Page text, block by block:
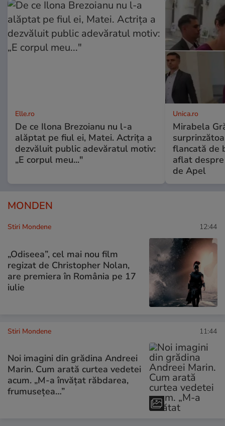
Elle.ro
De ce Ilona Brezoianu nu l-a
alăptat pe fiul ei, Matei. Actrița a
dezvăluit public adevăratul motiv:
„E corpul meu..."
Unica.ro
Mirabela
flancată de
aflat
de Apel
MONDEN
Stiri Mondene 12:44
„Odiseea”, cel mai nou film
regizat de Christopher Nolan,
are premiera în România pe 17
iulie
Stiri Mondene 11:44
Noi imagini din grădina Andreei
Marin. Cum arată curtea vedetei
acum. „M-a învățat răbdarea,
frumusețea…”